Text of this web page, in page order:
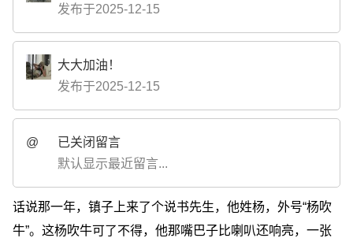
发布于2025-12-15
大大加油！
发布于2025-12-15
@
已关闭留言
默认显示最近留言...
话说那一年，镇子上来了个说书先生，他姓杨，外号“杨吹
牛”。这杨吹牛可了不得，他那嘴巴子比喇叭还响亮，一张